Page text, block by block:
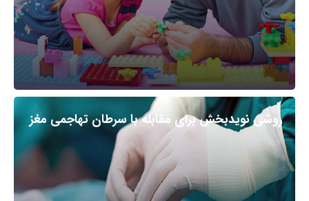
روشی نویدبخش برای مقابله با سرطان تهاجمی مغز